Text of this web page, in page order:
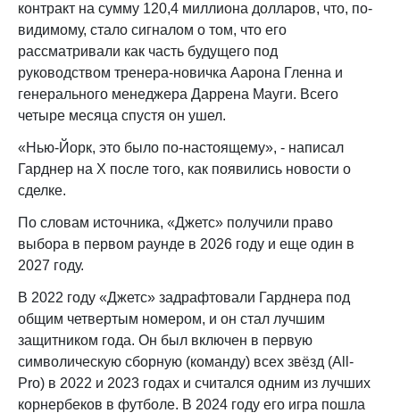
контракт на сумму 120,4 миллиона долларов, что, по-
видимому, стало сигналом о том, что его
рассматривали как часть будущего под
руководством тренера-новичка Аарона Гленна и
генерального менеджера Даррена Мауги. Всего
четыре месяца спустя он ушел.
«Нью-Йорк, это было по-настоящему», - написал
Гарднер на X после того, как появились новости о
сделке.
По словам источника, «Джетс» получили право
выбора в первом раунде в 2026 году и еще один в
2027 году.
В 2022 году «Джетс» задрафтовали Гарднера под
общим четвертым номером, и он стал лучшим
защитником года. Он был включен в первую
символическую сборную (команду) всех звёзд (All-
Pro) в 2022 и 2023 годах и считался одним из лучших
корнербеков в футболе. В 2024 году его игра пошла